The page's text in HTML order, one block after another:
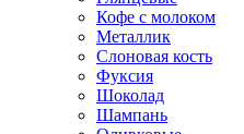
Кофе с молоком
Металлик
Слоновая кость
Фуксия
Шоколад
Шампань